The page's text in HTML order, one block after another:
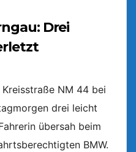
Drei
NM 44 bei
drei leicht
übersah beim
BMW.